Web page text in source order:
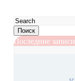
Search
for:
Последние записи